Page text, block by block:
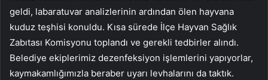
geldi, labaratuvar analizlerinin ardından ölen hayvana
kuduz teşhisi konuldu. Kısa sürede İlçe Hayvan Sağlık
Zabıtası Komisyonu toplandı ve gerekli tedbirler alındı.
Belediye ekiplerimiz dezenfeksiyon işlemlerini yapıyorlar,
kaymakamlığımızla beraber uyarı levhalarını da taktık.